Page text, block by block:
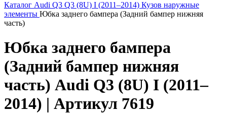
Каталог Audi Q3 Q3 (8U) I (2011–2014) Кузов наружные
элементы Юбка заднего бампера (Задний бампер нижняя
часть)
Юбка заднего бампера
(Задний бампер нижняя
часть) Audi Q3 (8U) I (2011–
2014) | Артикул 7619